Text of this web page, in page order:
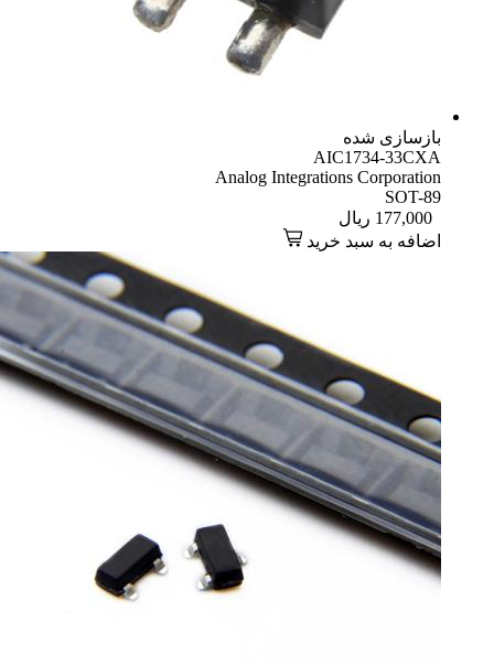
بازسازی شده
AIC1734-33CXA
Analog Integrations Corporation
SOT-89
177,000 ریال
اضافه به سبد خرید